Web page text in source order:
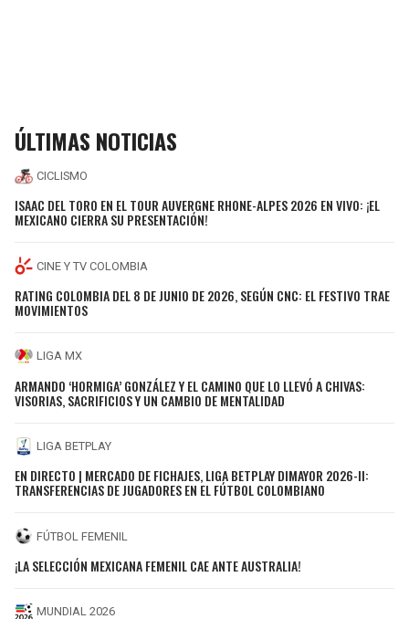
ÚLTIMAS NOTICIAS
CICLISMO
ISAAC DEL TORO EN EL TOUR AUVERGNE RHONE-ALPES 2026 EN VIVO: ¡EL
MEXICANO CIERRA SU PRESENTACIÓN!
CINE Y TV COLOMBIA
RATING COLOMBIA DEL 8 DE JUNIO DE 2026, SEGÚN CNC: EL FESTIVO TRAE
MOVIMIENTOS
LIGA MX
ARMANDO ‘HORMIGA’ GONZÁLEZ Y EL CAMINO QUE LO LLEVÓ A CHIVAS:
VISORIAS, SACRIFICIOS Y UN CAMBIO DE MENTALIDAD
LIGA BETPLAY
EN DIRECTO | MERCADO DE FICHAJES, LIGA BETPLAY DIMAYOR 2026-II:
TRANSFERENCIAS DE JUGADORES EN EL FÚTBOL COLOMBIANO
FÚTBOL FEMENIL
¡LA SELECCIÓN MEXICANA FEMENIL CAE ANTE AUSTRALIA!
MUNDIAL 2026